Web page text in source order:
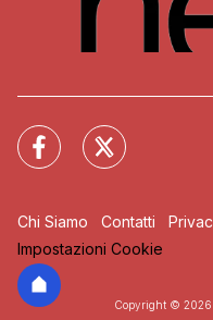
Chi Siamo Contatti
Impostazioni Cookie
Copyright © 2026